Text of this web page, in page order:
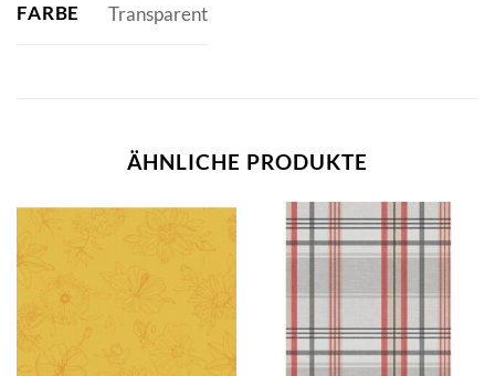
FARBE Transparent
ÄHNLICHE PRODUKTE